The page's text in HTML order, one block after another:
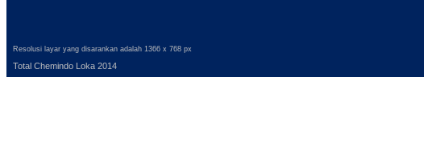
Resolusi layar yang disarankan adalah 1366 x 768 px
Total Chemindo Loka 2014